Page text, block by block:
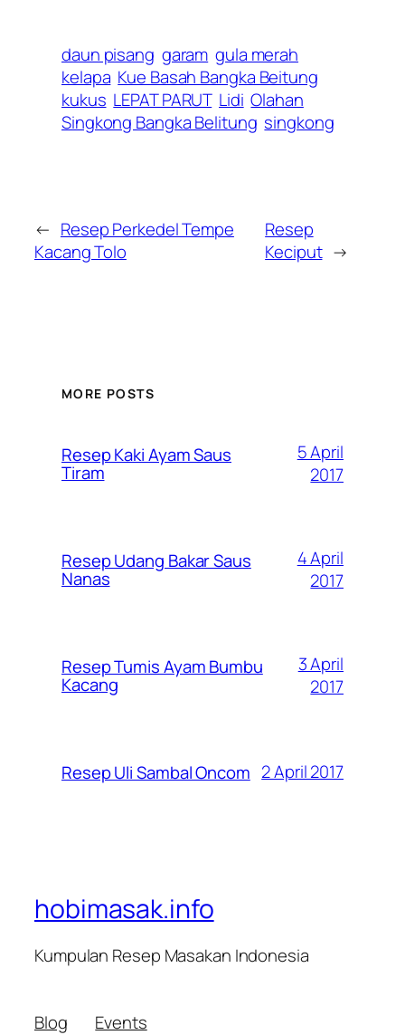
daun pisang garam gula merah
kelapa Kue Basah Bangka Beitung
kukus LEPAT PARUT Lidi Olahan
Singkong Bangka Belitung singkong
← Resep Perkedel Tempe
Kacang Tolo
Resep
Keciput →
MORE POSTS
Resep Kaki Ayam Saus
Tiram
5 April
2017
Resep Udang Bakar Saus
Nanas
4 April
2017
Resep Tumis Ayam Bumbu
Kacang
3 April
2017
Resep Uli Sambal Oncom 2 April 2017
hobimasak.info
Kumpulan Resep Masakan Indonesia
Blog
Events